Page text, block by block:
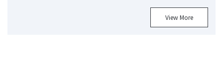
View More